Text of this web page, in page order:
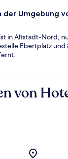
der Umgebung
in Altstadt-Nord,
Ebertplatz und
von